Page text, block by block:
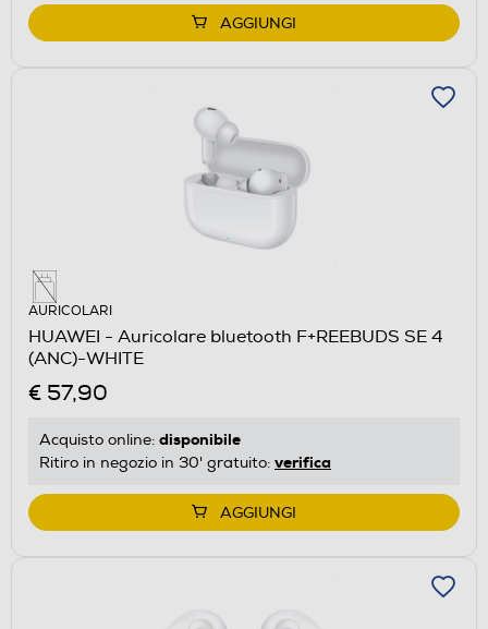
AGGIUNGI
AURICOLARI
HUAWEI - Auricolare bluetooth F+REEBUDS SE 4
(ANC)-WHITE
€ 57,90
Acquisto online: disponibile
Ritiro in negozio in 30' gratuito: verifica
AGGIUNGI